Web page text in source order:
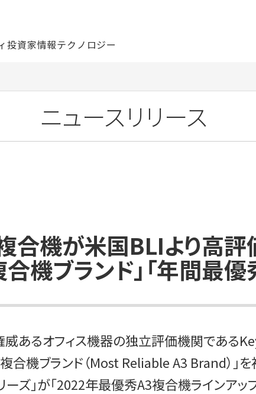
投資家情報テクノロジー
ニュースリリース
合機が米国BLIより高
機ブランド」「年間最
威あるオフィス機器の独立評価機関であ
合機ブランド（Most Reliable A3 Brand）」
ズ」が「2022年最優秀A3複合機ラインアッ